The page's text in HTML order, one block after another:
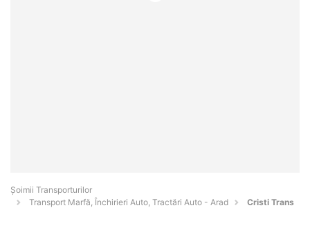
Șoimii Transporturilor
Transport Marfă, Închirieri Auto, Tractări Auto - Arad
Cristi Trans